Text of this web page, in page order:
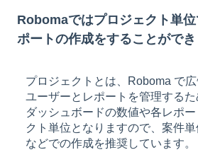
Robomaではプロジェクト単
ポートの作成をすることがで
プロジェクトとは、Roboma で
ユーザーとレポートを管理するた
ダッシュボードの数値や各レポ
クト単位となりますので、案件
などでの作成を推奨しています。